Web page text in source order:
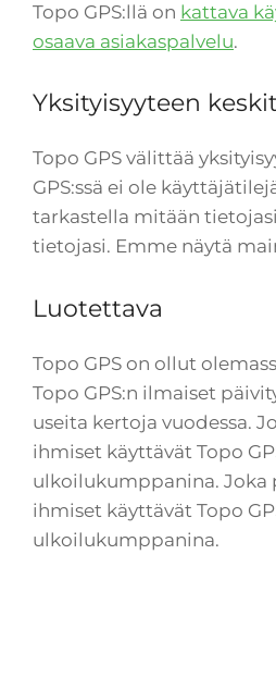
Topo GPS:llä on kattava
osaava asiakaspalvelu.
Yksityisyyteen
Topo GPS välittää
GPS:ssä ei ole
tarkastella mitään
tietojasi. Emme näytä
Luotettava
Topo GPS on ollut
Topo GPS:n ilmaiset
useita kertoja vuodessa.
ihmiset käyttävät Topo
ulkoilukumppanina. Joka
ihmiset käyttävät Topo
ulkoilukumppanina.